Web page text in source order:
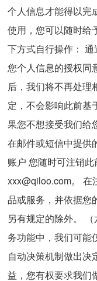
个人信息才能得以完
使用，您可以随时给
下方式自行操作：
您个人信息的授权同
后，我们将不再处理
定，不会影响此前基
果您不想接受我们给
在邮件或短信中提供
账户 您随时可注销
xxx@qiloo.com。 在
品或服务，并依据您
另有规定的除外。
务功能中，我们可能
自动决策机制做出决
益，您有权要求我们